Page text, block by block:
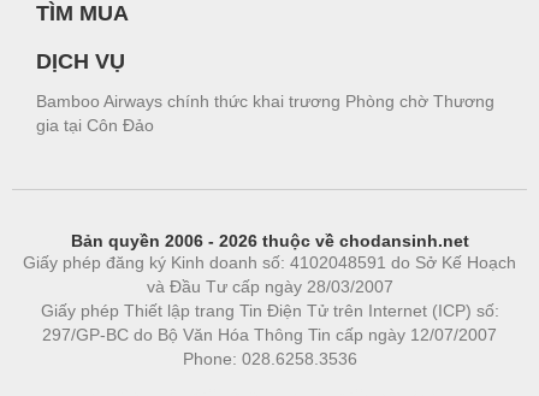
TÌM MUA
DỊCH VỤ
Bamboo Airways chính thức khai trương Phòng chờ Thương
gia tại Côn Đảo
Bản quyền 2006 - 2026 thuộc về chodansinh.net
Giấy phép đăng ký Kinh doanh số: 4102048591 do Sở Kế Hoạch
và Đầu Tư cấp ngày 28/03/2007
Giấy phép Thiết lập trang Tin Điện Tử trên Internet (ICP) số:
297/GP-BC do Bộ Văn Hóa Thông Tin cấp ngày 12/07/2007
Phone: 028.6258.3536